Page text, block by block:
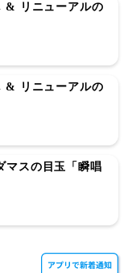
& リニューアルの
& リニューアルの
マスの目玉「瞬唱